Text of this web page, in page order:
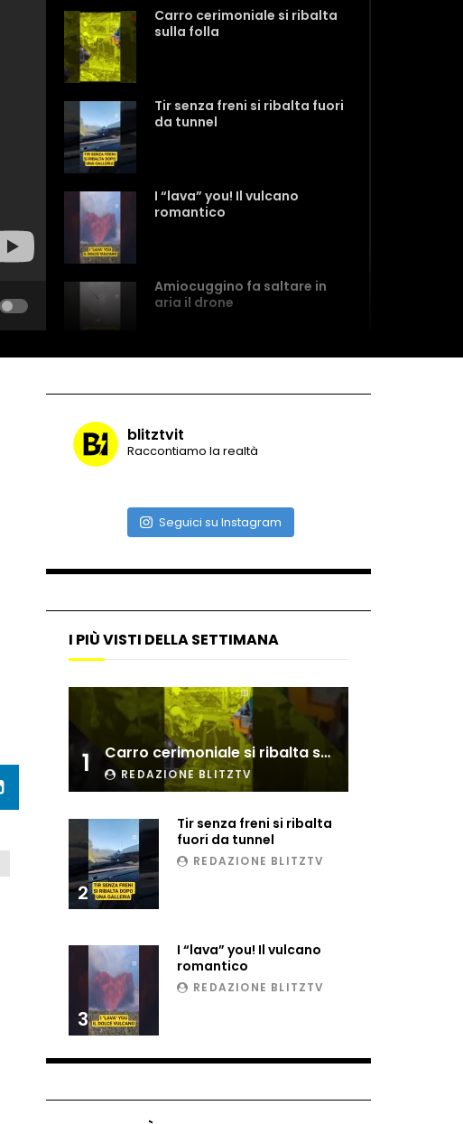
Carro cerimoniale si ribalta
sulla folla
Tir senza freni si ribalta fuori
da tunnel
I “lava” you! Il vulcano
romantico
Amiocuggino fa saltare in
aria il drone
dopo incidente
Nei casinò arriva il cambio
Esplode cabina elettrica
sotterranea
Grattacielo crolla per un
incendio
Ammiocuggino con la ruspa…
blitztvit
Raccontiamo la realtà
Seguici su Instagram
I PIÙ VISTI DELLA SETTIMANA
1 Carro cerimoniale si ribalta sulla folla
REDAZIONE BLITZTV
2
Tir senza freni si ribalta
fuori da tunnel
REDAZIONE BLITZTV
3
I “lava” you! Il vulcano
romantico
REDAZIONE BLITZTV